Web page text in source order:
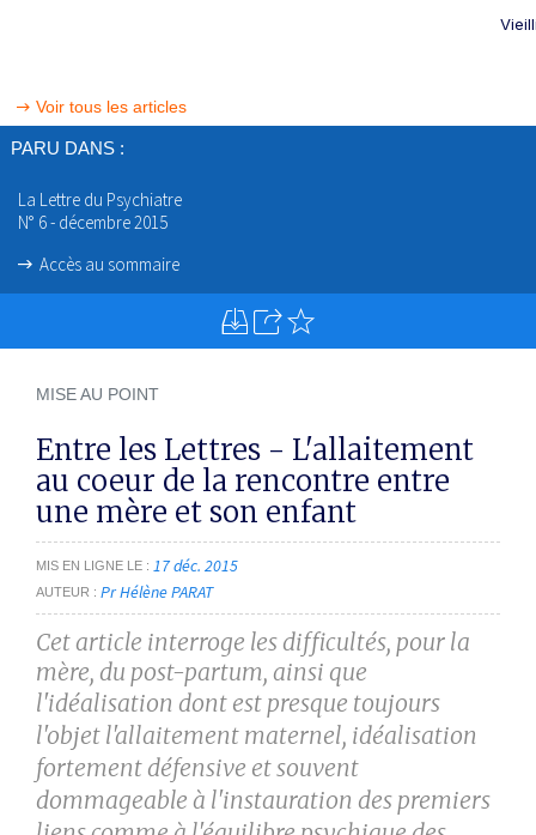
Voir tous les articles
PARU DANS :
La Lettre du Psychiatre
N° 6 - décembre 2015
Accès au sommaire
MISE AU POINT
Entre les Lettres - L'allaitement
au coeur de la rencontre entre
une mère et son enfant
MIS EN LIGNE LE 17 déc. 2015
AUTEUR Pr Hélène PARAT
Cet article interroge les difficultés, pour la
mère, du post-partum, ainsi que
l'idéalisation dont est presque toujours
l'objet l'allaitement maternel, idéalisation
fortement défensive et souvent
dommageable à l'instauration des premiers